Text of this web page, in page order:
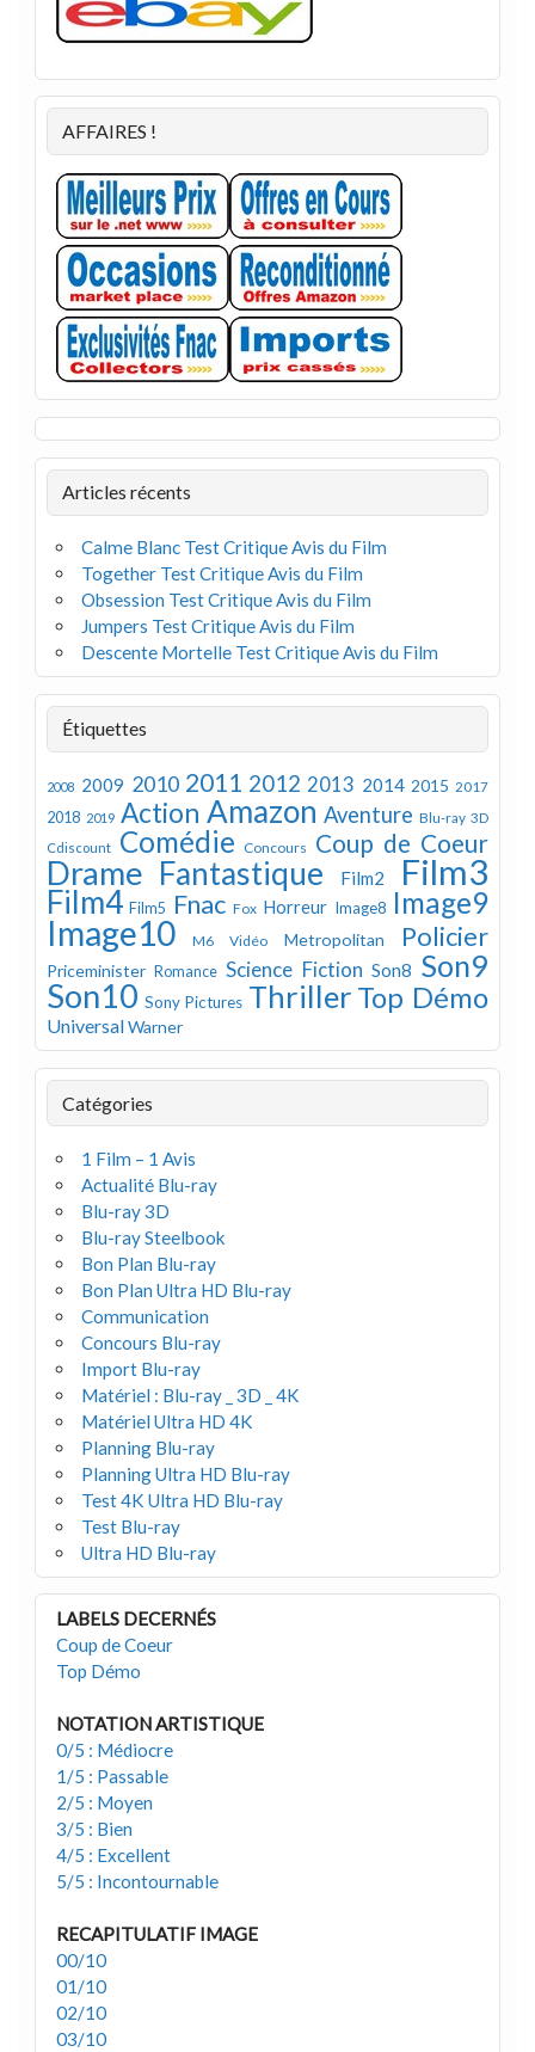
AFFAIRES !
Articles récents
Calme Blanc Test Critique Avis du Film
Together Test Critique Avis du Film
Obsession Test Critique Avis du Film
Jumpers Test Critique Avis du Film
Descente Mortelle Test Critique Avis du Film
Étiquettes
2008 2009 2010 2011 2012 2013 2014 2015 2017
2018 2019 Action Amazon Aventure Blu-ray 3D
Cdiscount Comédie Concours Coup de Coeur
Drame Fantastique Film2 Film3
Film4 Film5 Fnac Fox Horreur Image8 Image9
Image10 M6 Vidéo Metropolitan Policier
Priceminister Romance Science Fiction Son8 Son9
Son10 Sony Pictures Thriller Top Démo
UniversalWarner
Catégories
1 Film – 1 Avis
Actualité Blu-ray
Blu-ray 3D
Blu-ray Steelbook
Bon Plan Blu-ray
Bon Plan Ultra HD Blu-ray
Communication
Concours Blu-ray
Import Blu-ray
Matériel : Blu-ray _ 3D _ 4K
Matériel Ultra HD 4K
Planning Blu-ray
Planning Ultra HD Blu-ray
Test 4K Ultra HD Blu-ray
Test Blu-ray
Ultra HD Blu-ray
LABELS DECERNÉS
Coup de Coeur
Top Démo
NOTATION ARTISTIQUE
0/5 : Médiocre
1/5 : Passable
2/5 : Moyen
3/5 : Bien
4/5 : Excellent
5/5 : Incontournable
RECAPITULATIF IMAGE
00/10
01/10
02/10
03/10